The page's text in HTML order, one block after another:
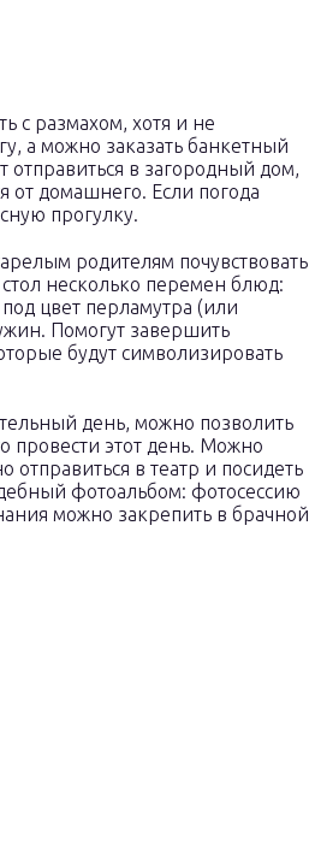
с размахом, хотя и не
а можно заказать банкетный
отправиться в загородный дом,
от домашнего. Если погода
прогулку.
родителям почувствовать
несколько перемен блюд:
цвет перламутра (или
Помогут завершить
будут символизировать
день, можно позволить
провести этот день. Можно
в театр и посидеть
фотоальбом: фотосессию
можно закрепить в брачной